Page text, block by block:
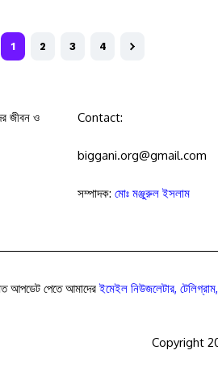
1 2 3 4
জীবন ও
Contact:
biggani.org@gmail.com
সম্পাদক: মোঃ মঞ্জুরুল ইসলাম
আপডেট পেতে আমাদেরইমেইল নিউজলেটার, টেলিগ্রাম
Copyright